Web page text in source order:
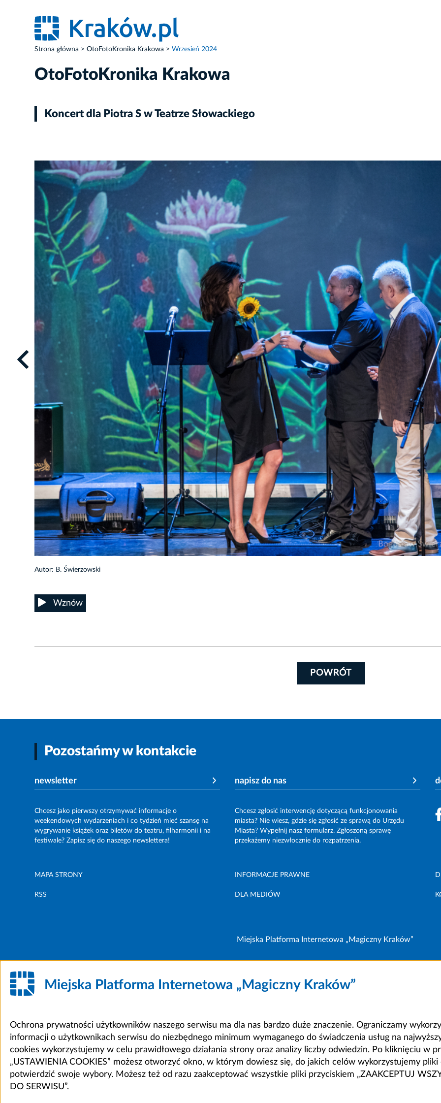
Strona główna OtoFotoKronika Krakowa Wrzesień 2024
OtoFotoKronika Krakowa
Koncert dla Piotra S w Teatrze Słowackiego
Autor: B. Świerzowski
Wznów
POWRÓT
Pozostańmy w kontakcie
newsletter
Chcesz jako pierwszy otrzymywać informacje o
weekendowych wydarzeniach i co tydzień mieć szansę na
wygrywanie książek oraz biletów do teatru, filharmonii i na
festiwale? Zapisz się do naszego newslettera!
napisz do nas
Chcesz zgłosić interwencję dotyczącą funkcjonowania
miasta? Nie wiesz, gdzie się zgłosić ze sprawą do Urzędu
Miasta? Wypełnij nasz formularz. Zgłoszoną sprawę
przekażemy niezwłocznie do rozpatrzenia.
MAPA STRONY INFORMACJE PRAWNE
RSS DLA MEDIÓW
Miejska Platforma Internetowa „Magiczny Kraków”
Miejska Platforma Internetowa „Magiczny Kraków”
Ochrona prywatności użytkowników naszego serwisu ma dla nas bardzo duże znaczenie. Ograniczamy
informacji o użytkownikach serwisu do niezbędnego minimum wymaganego do świadczenia usług na
cookies wykorzystujemy w celu prawidłowego działania strony oraz analizy liczby odwiedzin. Po kliknięciu w
„USTAWIENIA COOKIES” możesz otworzyć okno, w którym dowiesz się, do jakich celów wykorzystujemy pliki
potwierdzić swoje wybory. Możesz też od razu zaakceptować wszystkie pliki przyciskiem „ZAAKCEPTUJ
DO SERWISU”.